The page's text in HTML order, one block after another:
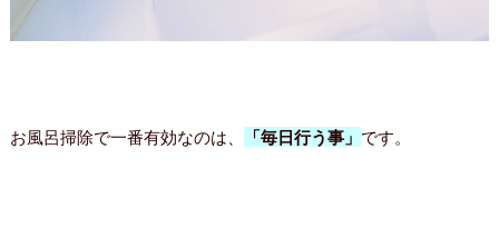
お風呂掃除で一番有効なのは、 「毎日行う事」 です。